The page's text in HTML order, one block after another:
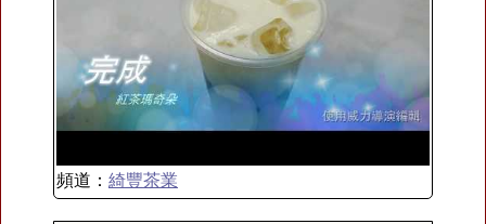
頻道： 綺豐茶業